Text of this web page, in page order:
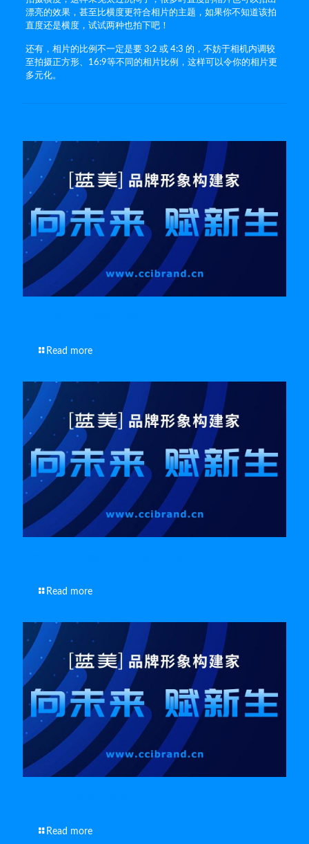
漂亮的效果，甚至比横度更符合相片的主题，如果你不知道该拍
直度还是横度，试试两种也拍下吧！
还有，相片的比例不一定是要 3:2 或 4:3 的，不妨于相机内调较
至拍摄正方形、16:9等不同的相片比例，这样可以令你的相片更
多元化。
Read more
Read more
Read more